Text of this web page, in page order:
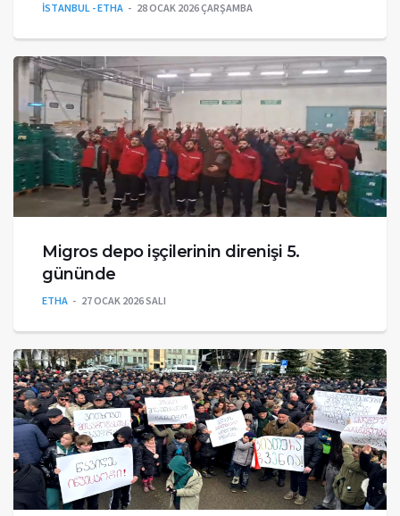
İSTANBUL - ETHA 28 OCAK 2026 ÇARŞAMBA
Migros depo işçilerinin direnişi 5.
gününde
ETHA 27 OCAK 2026 SALI